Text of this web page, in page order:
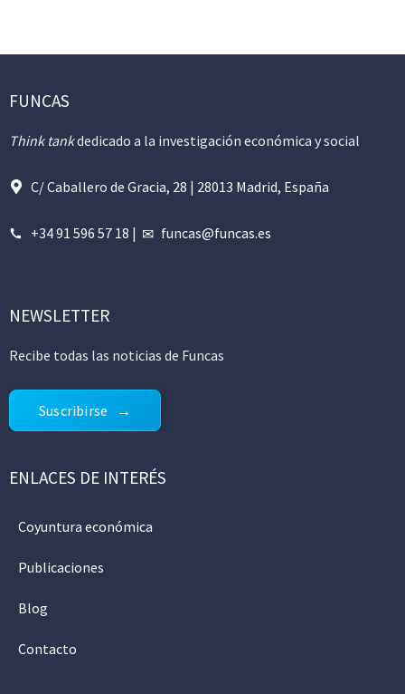
FUNCAS
Think tankdedicado a la investigación económica y social
C/ Caballero de Gracia, 28 | 28013 Madrid, España
+34 91 596 57 18 | funcas@funcas.es
NEWSLETTER
Recibe todas las noticias de Funcas
Suscribirse
ENLACES DE INTERÉS
Coyuntura económica
Publicaciones
Blog
Contacto